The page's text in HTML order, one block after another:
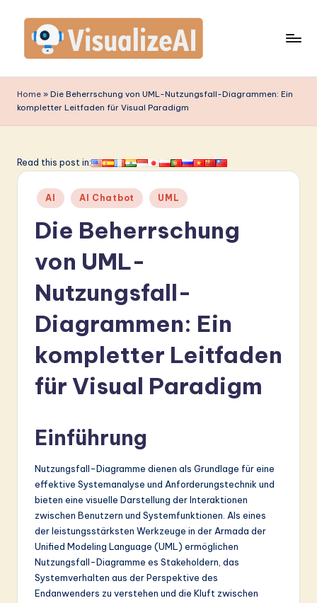
content
is
u
li
A
G
m
in
Home » Die Beherrschung von UML-Nutzungsfall-Diagrammen: Ein
kompletter Leitfaden für Visual Paradigm
Read this post in:
Posted
in
AI AI Chatbot UML
Die Beherrschung
von UML-
Nutzungsfall-
Diagrammen: Ein
kompletter Leitfaden
für Visual Paradigm
Einführung
Nutzungsfall-Diagramme dienen als Grundlage für eine
effektive Systemanalyse und Anforderungstechnik und
bieten eine visuelle Darstellung der Interaktionen
zwischen Benutzern und Systemfunktionen. Als eines
der leistungsstärksten Werkzeuge in der Armada der
Unified Modeling Language (UML) ermöglichen
Nutzungsfall-Diagramme es Stakeholdern, das
Systemverhalten aus der Perspektive des
Endanwenders zu verstehen und die Kluft zwischen